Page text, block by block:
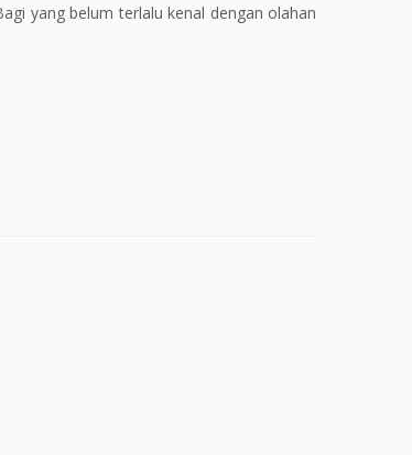
yang belum terlalu kenal dengan olahan